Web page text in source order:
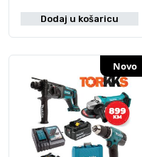
Dodaj u košaricu
Novo